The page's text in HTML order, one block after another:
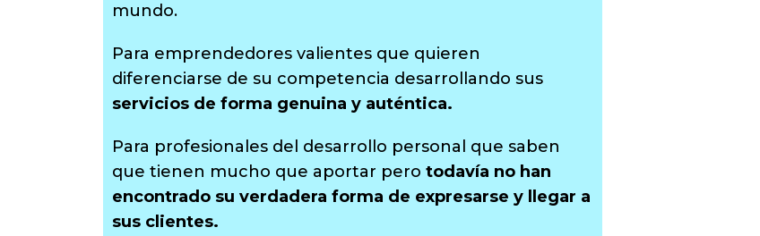
mundo.
Para emprendedores valientes que quieren
diferenciarse de su competencia desarrollando sus
servicios de forma genuina y auténtica.
Para profesionales del desarrollo personal que saben
que tienen mucho que aportar perotodavía no han
encontrado su verdadera forma de expresarse y llegar a
sus clientes.